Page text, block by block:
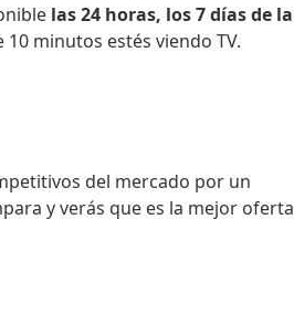
las 24 horas, los 7 días de la
minutos estés viendo TV.
del mercado por un
y verás que es la mejor oferta